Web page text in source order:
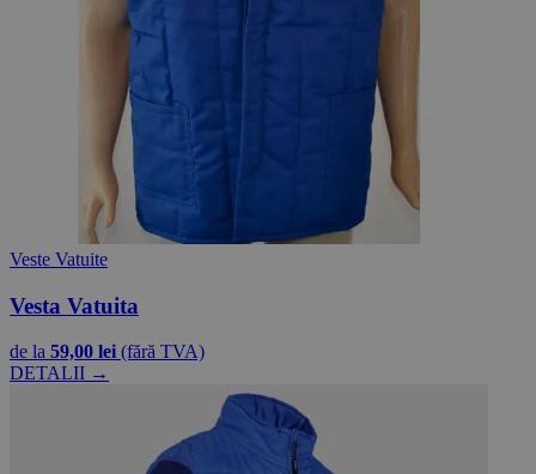
Veste Vatuite
Vesta Vatuita
de la 59,00 lei (fără TVA)
DETALII →